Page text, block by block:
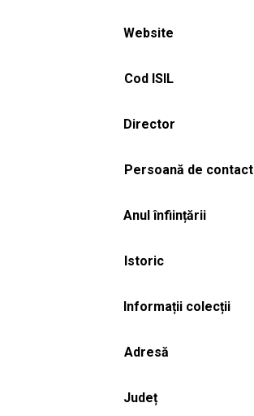
Website
Cod ISIL
Director
Persoană de contact
Anul înființării
Istoric
Informații colecții
Adresă
Județ